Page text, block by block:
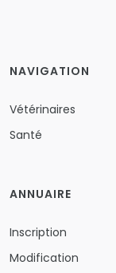
NAVIGATION
Vétérinaires
Santé
ANNUAIRE
Inscription
Modification